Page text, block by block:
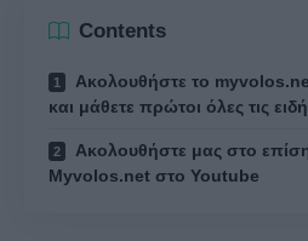
Contents
Ακολουθήστε το
και μάθετε πρώτοι όλες τις
Ακολουθήστε μας στο
Myvolos.net στο Youtube